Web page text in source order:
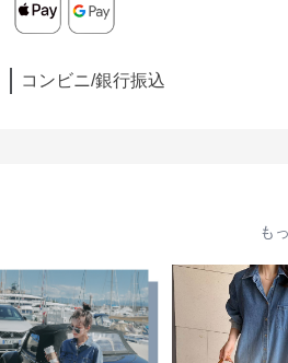
コンビニ/銀行振込
も